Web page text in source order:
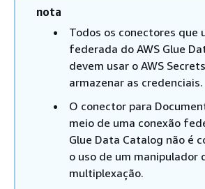
nota
Todos os conectores que
federada do AWS Glue
devem usar o AWS
armazenar as credenciais.
O conector para
meio de uma conexão
Glue Data Catalog não é
o uso de um manipulador
multiplexação.